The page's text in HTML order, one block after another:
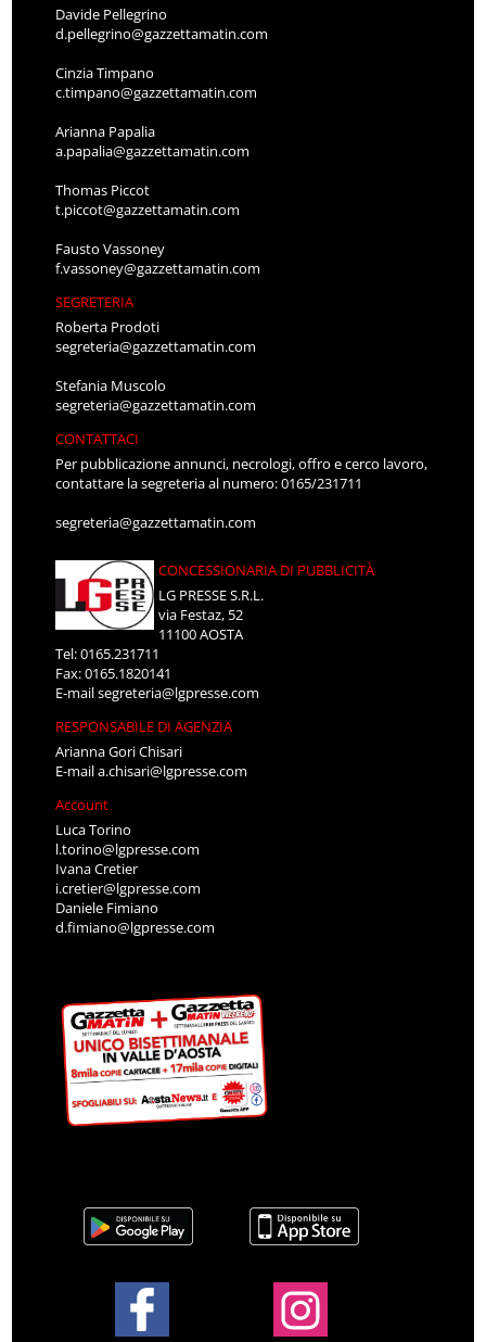
Davide Pellegrino
d.pellegrino@gazzettamatin.com
Cinzia Timpano
c.timpano@gazzettamatin.com
Arianna Papalia
a.papalia@gazzettamatin.com
Thomas Piccot
t.piccot@gazzettamatin.com
Fausto Vassoney
f.vassoney@gazzettamatin.com
SEGRETERIA
Roberta Prodoti
segreteria@gazzettamatin.com
Stefania Muscolo
segreteria@gazzettamatin.com
CONTATTACI
Per pubblicazione annunci, necrologi, offro e cerco lavoro,
contattare la segreteria al numero: 0165/231711
segreteria@gazzettamatin.com
CONCESSIONARIA DI PUBBLICITÀ
LG PRESSE S.R.L.
via Festaz, 52
11100 AOSTA
Tel: 0165.231711
Fax: 0165.1820141
E-mailsegreteria@lgpresse.com
RESPONSABILE DI AGENZIA
Arianna Gori Chisari
E-maila.chisari@lgpresse.com
Account
Luca Torino
l.torino@lgpresse.com
Ivana Cretier
i.cretier@lgpresse.com
Daniele Fimiano
d.fimiano@lgpresse.com